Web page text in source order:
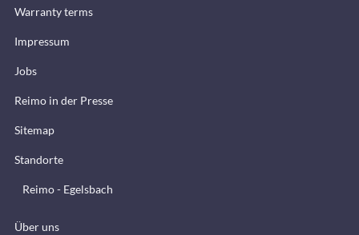
Warranty terms
Impressum
Jobs
Reimo in der Presse
Sitemap
Standorte
Reimo - Egelsbach
Über uns